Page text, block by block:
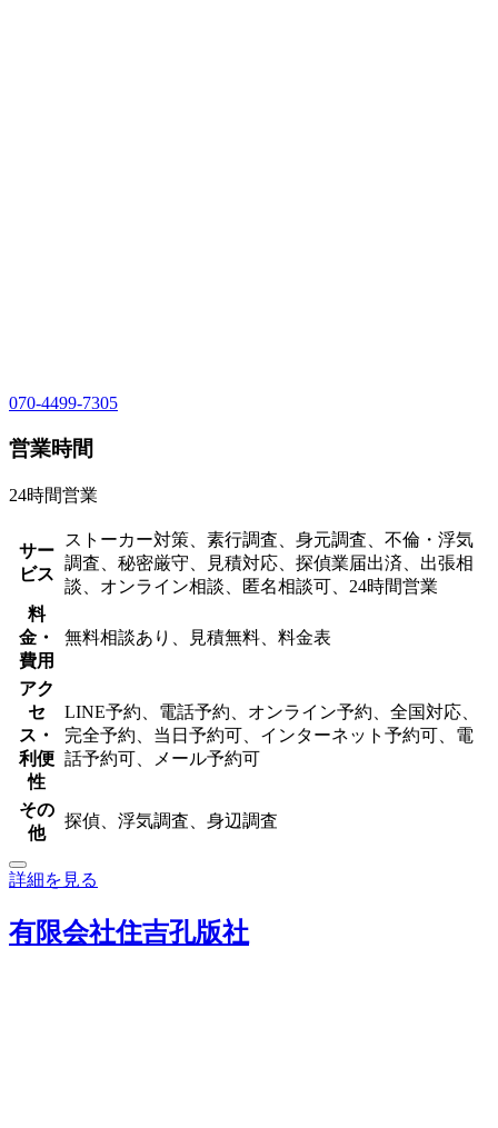
070-4499-7305
営業時間
24時間営業
サー
ビス
ストーカー対策、素行調査、身元調査、不倫・浮気
調査、秘密厳守、見積対応、探偵業届出済、出張相
談、オンライン相談、匿名相談可、24時間営業
料
金・
費用
無料相談あり、見積無料、料金表
アク
セ
ス・
利便
性
LINE予約、電話予約、オンライン予約、全国対応、
完全予約、当日予約可、インターネット予約可、電
話予約可、メール予約可
その
他
探偵、浮気調査、身辺調査
詳細を見る
有限会社住吉孔版社